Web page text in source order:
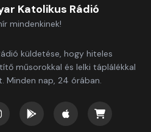
Katolikus Rádió
mindenkinek!
küldetése, hogy hiteles
műsorokkal és lelki táplálékkal
Minden nap, 24 órában.